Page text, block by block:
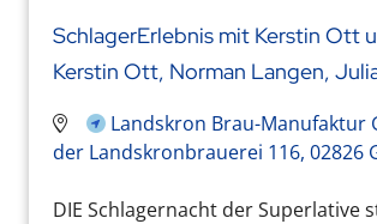
SchlagerErlebnis mit Kerstin Ott
Kerstin Ott, Norman Langen,
Landskron Brau-Manufaktur
der Landskronbrauerei 116, 02826
DIE Schlagernacht der Superlative